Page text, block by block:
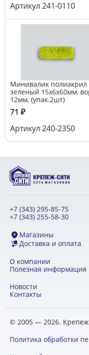
Артикул 241-0110
Минивалик полиакрил
зеленый 15х6х60мм,
12мм, (упак.2шт)
71 ₽
Артикул 240-2350
+7 (343) 295-85-75
+7 (343) 255-58-30
Магазины
Доставка и оплата
О компании
Полезная информация
Новости
Контакты
© 2005 — 2026. Крепеж
Политика обработки